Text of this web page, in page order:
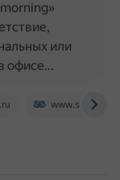
или
офисе…